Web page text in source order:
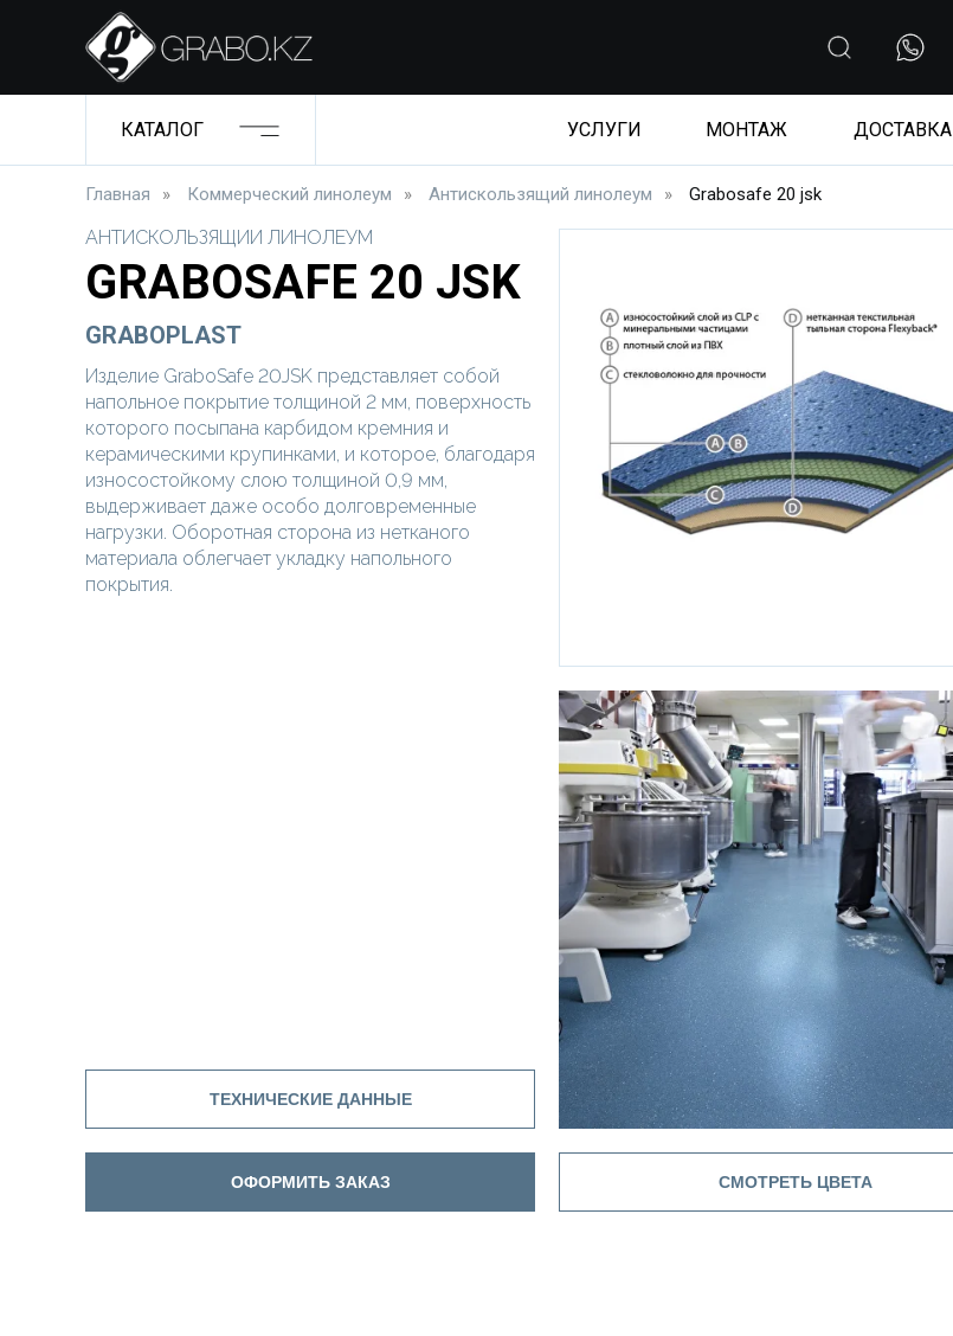
ДОСТАВКА
МОНТАЖ
УСЛУГИ
КАТАЛОГ
Главная » Коммерческий линолеум » Антискользящий линолеум » Grabosafe 20 jsk
GRABOSAFE 20 JSK
АНТИСКОЛЬЗЯЩИЙ ЛИНОЛЕУМ
Изделие GraboSafe 20JSK представляет собой
напольное покрытие толщиной 2 мм, поверхность
которого посыпана карбидом кремния и
керамическими крупинками, и которое, благодаря
износостойкому слою толщиной 0,9 мм,
выдерживает даже особо долговременные
нагрузки. Оборотная сторона из нетканого
материала облегчает укладку напольного
покрытия.
GRABOPLAST
ОФОРМИТЬ ЗАКАЗ
ТЕХНИЧЕСКИЕ ДАННЫЕ
СМОТРЕТЬ ЦВЕТА